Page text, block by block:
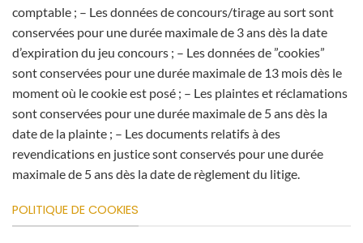
comptable ; – Les données de concours/tirage au sort sont
conservées pour une durée maximale de 3 ans dès la date
d’expiration du jeu concours ; – Les données de ”cookies”
sont conservées pour une durée maximale de 13 mois dès le
moment où le cookie est posé ; – Les plaintes et réclamations
sont conservées pour une durée maximale de 5 ans dès la
date de la plainte ; – Les documents relatifs à des
revendications en justice sont conservés pour une durée
maximale de 5 ans dès la date de règlement du litige.
POLITIQUE DE COOKIES